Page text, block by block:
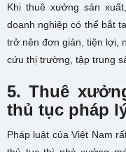
Khi thuê xưởng sản
doanh nghiệp có thể bắt
trở nên đơn giản, tiện lợi,
cứu thị trường, tập trung
5. Thuê
thủ tục pháp
Pháp luật của Việt Nam